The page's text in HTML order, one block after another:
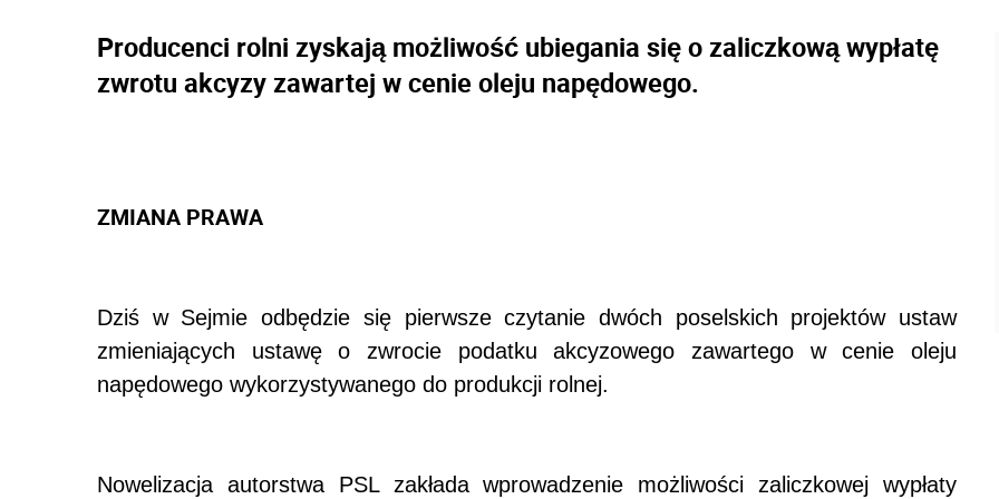
Producenci rolni zyskają możliwość ubiegania się o zaliczkową wypłatę
zwrotu akcyzy zawartej w cenie oleju napędowego.
ZMIANA PRAWA
Dziś w Sejmie odbędzie się pierwsze czytanie dwóch poselskich projektów ustaw
zmieniających ustawę o zwrocie podatku akcyzowego zawartego w cenie oleju
napędowego wykorzystywanego do produkcji rolnej.
Nowelizacja autorstwa PSL zakłada wprowadzenie możliwości zaliczkowej wypłaty